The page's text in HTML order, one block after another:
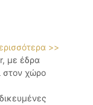
>>
με έδρα
στον χώρο